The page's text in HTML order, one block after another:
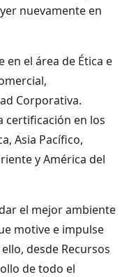
nuevamente en
en el área de Ética e
Corporativa.
certificación en los
Asia Pacífico,
y América del
el mejor ambiente
motive e impulse
desde Recursos
de todo el